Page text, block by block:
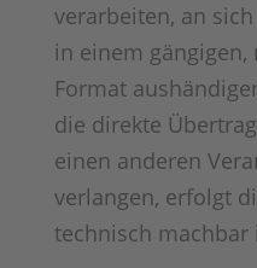
verarbeiten, an
in einem
Format
die direkte
einen anderen
verlangen, erfolgt
technisch machbar